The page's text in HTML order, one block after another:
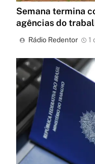
Semana termina
agências do
Rádio Redentor 1